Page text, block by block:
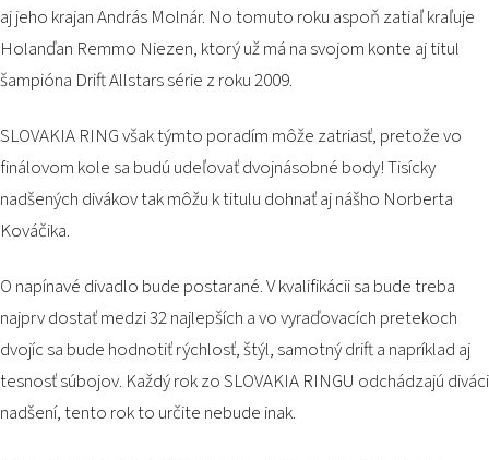
aj jeho krajan András Molnár. No tomuto roku aspoň zatiaľ kraľuje
Holanďan Remmo Niezen, ktorý už má na svojom konte aj titul
šampióna Drift Allstars série z roku 2009.
SLOVAKIA RING však týmto poradím môže zatriasť, pretože vo
finálovom kole sa budú udeľovať dvojnásobné body! Tisícky
nadšených divákov tak môžu k titulu dohnať aj nášho Norberta
Kováčika.
O napínavé divadlo bude postarané. V kvalifikácii sa bude treba
najprv dostať medzi 32 najlepších a vo vyraďovacích pretekoch
dvojíc sa bude hodnotiť rýchlosť, štýl, samotný drift a napríklad aj
tesnosť súbojov. Každý rok zo SLOVAKIA RINGU odchádzajú diváci
nadšení, tento rok to určite nebude inak.